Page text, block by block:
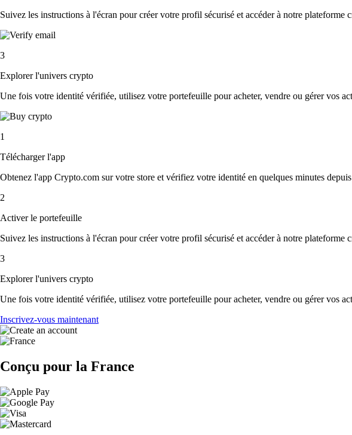
Suivez les instructions à l'écran pour créer votre profil sécurisé et accéder à notre plateforme
3
Explorer l'univers crypto
Une fois votre identité vérifiée, utilisez votre portefeuille pour acheter, vendre ou gérer vos
1
Télécharger l'app
Obtenez l'app Crypto.com sur votre store et vérifiez votre identité en quelques minutes
2
Activer le portefeuille
Suivez les instructions à l'écran pour créer votre profil sécurisé et accéder à notre plateforme
3
Explorer l'univers crypto
Une fois votre identité vérifiée, utilisez votre portefeuille pour acheter, vendre ou gérer vos
Inscrivez-vous maintenant
Conçu pour la France